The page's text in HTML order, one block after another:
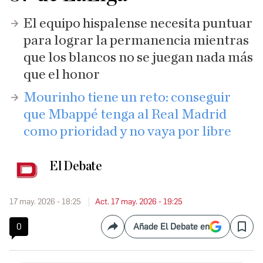
El equipo hispalense necesita puntuar
para lograr la permanencia mientras
que los blancos no se juegan nada más
que el honor
Mourinho tiene un reto: conseguir
que Mbappé tenga al Real Madrid
como prioridad y no vaya por libre
El Debate
17 may. 2026 - 18:25 Act. 17 may. 2026 - 19:25
0 CompartirAñade El Debate en Save